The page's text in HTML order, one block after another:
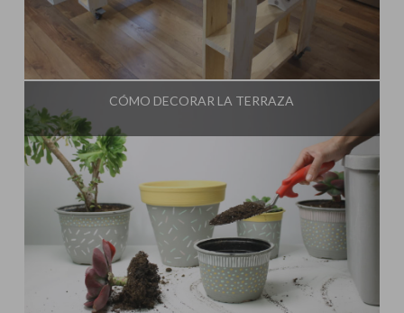
Influencer: Una Casa Diferente
CÓMO DECORAR LA TERRAZA